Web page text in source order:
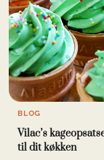
BLOG
Vilac’s
til dit køkken